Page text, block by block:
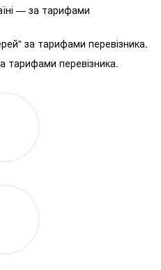
— за тарифами
за тарифами перевізника.
тарифами перевізника.